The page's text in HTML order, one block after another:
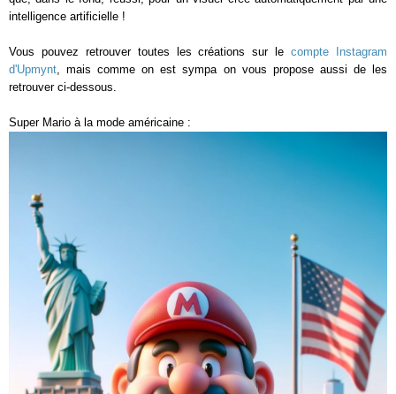
intelligence artificielle !
Vous pouvez retrouver toutes les créations sur lecompte Instagram
d'Upmynt, mais comme on est sympa on vous propose aussi de les
retrouver ci-dessous.
Super Mario à la mode américaine :